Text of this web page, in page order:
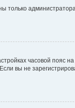
только
часовой пояс на
вы не